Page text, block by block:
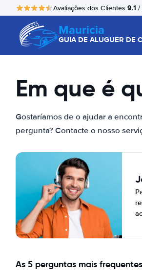
Avaliações dos Clientes 9.1 /
Mauricia
GUIA DE ALUGUER DE
Em que é
Gostaríamos de o ajudar a
pergunta? Contacte o nosso
As 5 perguntas mais